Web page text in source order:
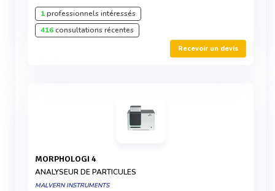
1professionnels intéressés
416consultations récentes
Recevoir un devis
MORPHOLOGI 4
ANALYSEUR DE PARTICULES
MALVERN INSTRUMENTS